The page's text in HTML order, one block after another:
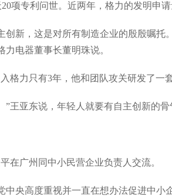
专利问世。近两年，格力的发明申请
新，这是对所有制造企业的殷殷嘱托
电器董事长董明珠说。
力只有3年，他和团队攻关研发了一
亚东说，年轻人就要有自主创新的骨
广州同中小民营企业负责人交流。
央高度重视并一直在想办法促进中小